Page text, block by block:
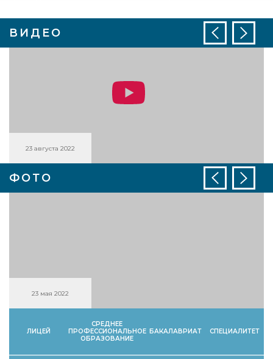
ВИДЕО
23 августа 2022
ФОТО
23 мая 2022
ЛИЦЕЙ
СРЕДНЕЕ
ПРОФЕССИОНАЛЬНОЕ
ОБРАЗОВАНИЕ
БАКАЛАВРИАТ СПЕЦИАЛИТЕТ